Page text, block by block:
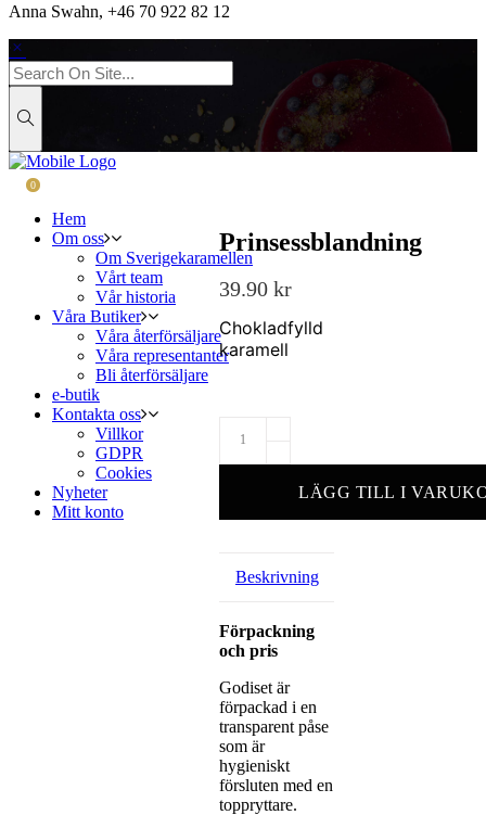
Anna Swahn, +46 70 922 82 12
0
Hem
Om oss
Om Sverigekaramellen
Vårt team
Vår historia
Våra Butiker
Våra återförsäljare
Våra representanter
Bli återförsäljare
e-butik
Kontakta oss
Villkor
GDPR
Cookies
Nyheter
Mitt konto
Prinsessblandning
39.90 kr
Chokladfylld
karamell
LÄGG TILL I
Beskrivning
Förpackning
och pris
Godiset är
förpackad i en
transparent påse
som är
hygieniskt
försluten med en
toppryttare.